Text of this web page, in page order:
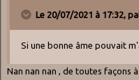
Le 20/07/2021 à 17:32,
Si une bonne âme pouvait
Nan nan nan , de toutes façons